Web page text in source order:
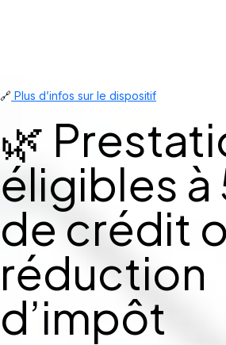
🔗 Plus d’infos sur le dispositif
🌿
éligibles à
de crédit
réduction
d’impôt